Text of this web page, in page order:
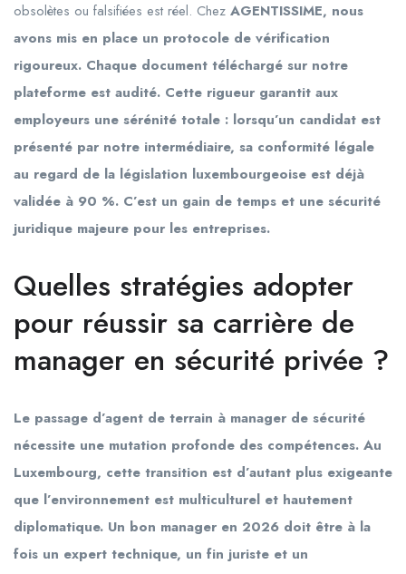
obsolètes ou falsifiées est réel. Chez AGENTISSIME, nous
avons mis en place un protocole de vérification
rigoureux. Chaque document téléchargé sur notre
plateforme est audité. Cette rigueur garantit aux
employeurs une sérénité totale : lorsqu’un candidat est
présenté par notre intermédiaire, sa conformité légale
au regard de la législation luxembourgeoise est déjà
validée à 90 %. C’est un gain de temps et une sécurité
juridique majeure pour les entreprises.
Quelles stratégies adopter
pour réussir sa carrière de
manager en sécurité privée ?
Le passage d’agent de terrain à manager de sécurité
nécessite une mutation profonde des compétences. Au
Luxembourg, cette transition est d’autant plus exigeante
que l’environnement est multiculturel et hautement
diplomatique. Un bon manager en 2026 doit être à la
fois un expert technique, un fin juriste et un